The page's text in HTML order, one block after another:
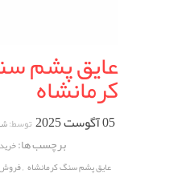
عایق پشم
کرمانشاه
05 آگوست 2025 توسط:
برچسب ها:
عایق پشم سنگ کرمانشاه ,